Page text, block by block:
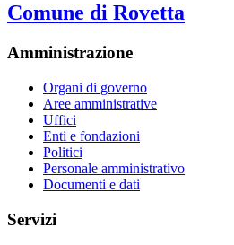
Comune di Rovetta
Amministrazione
Organi di governo
Aree amministrative
Uffici
Enti e fondazioni
Politici
Personale amministrativo
Documenti e dati
Servizi